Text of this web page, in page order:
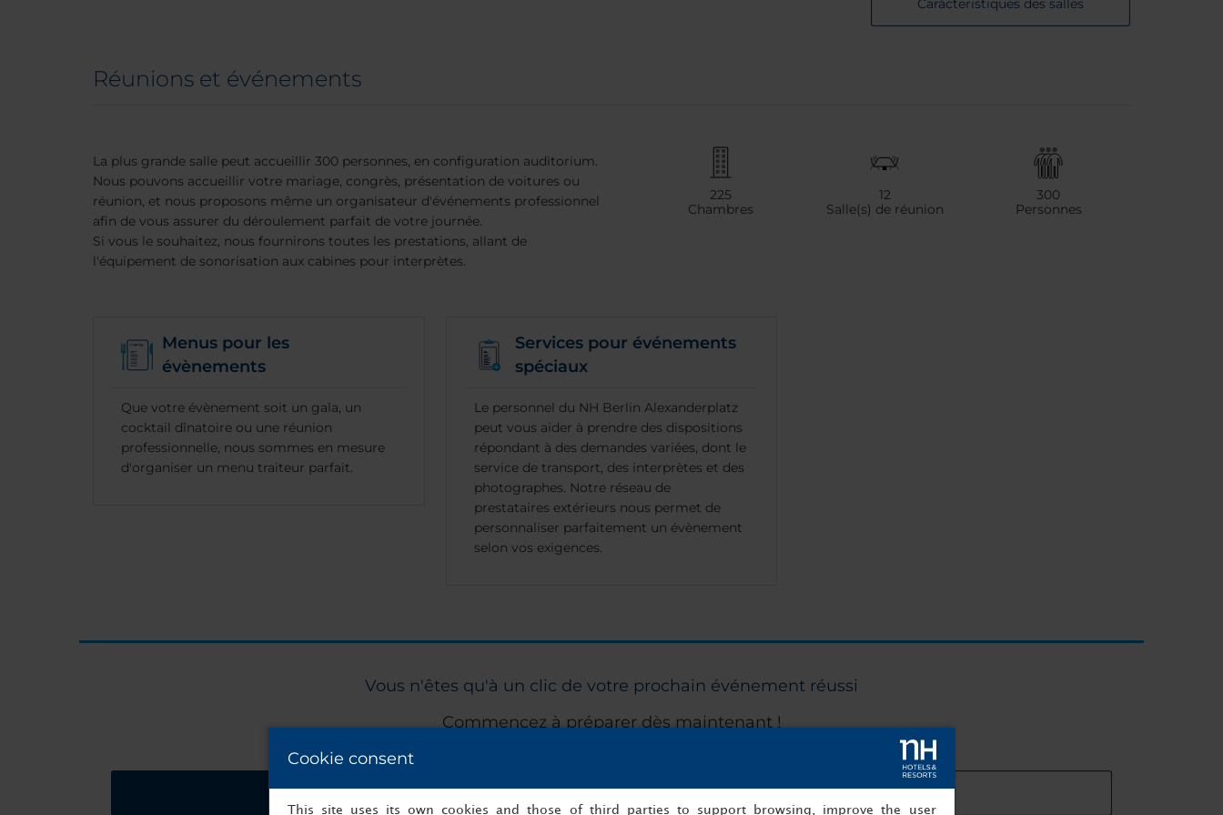
Carácteristiques des salles
Réunions et événements
La plus grande salle peut accueillir 300 personnes, en configuration auditorium.
Nous pouvons accueillir votre mariage, congrès, présentation de voitures ou
réunion, et nous proposons même un organisateur d'événements professionnel
afin de vous assurer du déroulement parfait de votre journée.
Si vous le souhaitez, nous fournirons toutes les prestations, allant de
l'équipement de sonorisation aux cabines pour interprètes.
225
Chambres
12
Salle(s) de réunion
300
Personnes
Menus pour les
évènements
Que votre évènement soit un gala, un
cocktail dînatoire ou une réunion
professionnelle, nous sommes en mesure
d'organiser un menu traiteur parfait.
Services pour événements
spéciaux
Le personnel du NH Berlin Alexanderplatz
peut vous aider à prendre des dispositions
répondant à des demandes variées, dont le
service de transport, des interprètes et des
photographes. Notre réseau de
prestataires extérieurs nous permet de
personnaliser parfaitement un évènement
selon vos exigences.
Vous n'êtes qu'à un clic de votre prochain événement réussi
Commencez à préparer dès maintenant !
Demandez un devis Carácteristiques des salles
Cookie consent
This site uses its own cookies and those of third parties to support browsing, improve the user